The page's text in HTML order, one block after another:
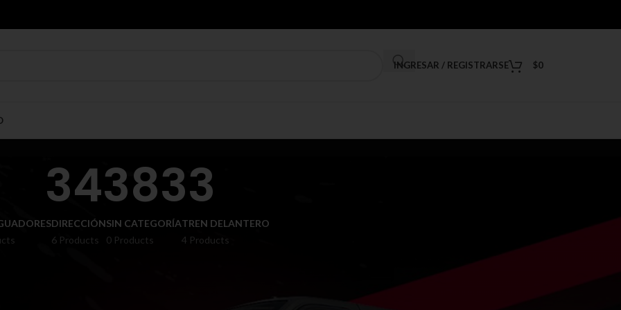
INGRESAR / REGISTRARSE $0
343833
DIRECCIÓN
6 Products
SIN CATEGORÍA
0 Products
TREN DELANTERO
4 Products